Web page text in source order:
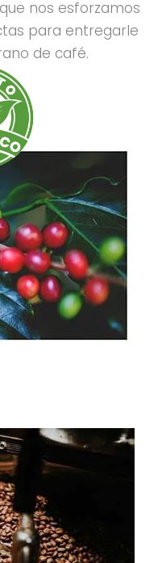
nos esforzamos
para entregarle
de café.